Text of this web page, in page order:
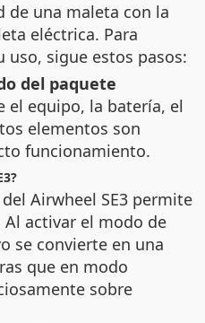
de una maleta con la
eléctrica. Para
uso, sigue estos pasos:
del paquete
el equipo, la batería, el
elementos son
funcionamiento.
Airwheel SE3 permite
Al activar el modo de
se convierte en una
que en modo
sobre